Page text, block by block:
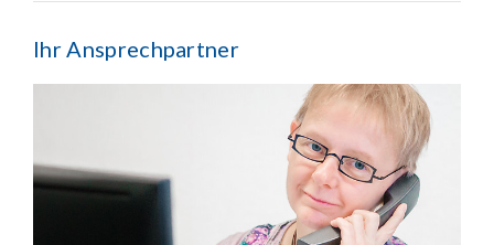
Ihr Ansprechpartner